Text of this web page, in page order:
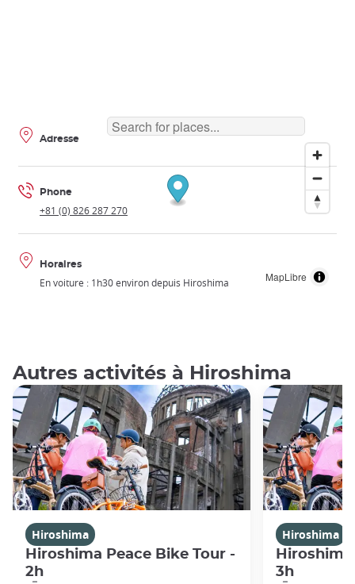
MapLibre
Adresse
Phone
+81 (0) 826 287 270
Horaires
En voiture : 1h30 environ depuis Hiroshima
Autres activités à Hiroshima
Hiroshima
Hiroshima Peace Bike Tour -
2h
Hiroshima
3h